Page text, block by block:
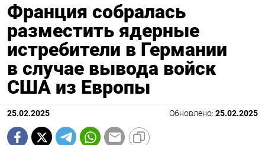
Франция собралась
разместить ядерные
истребители в Германии
в случае вывода войск
США из Европы
25.02.2025 Обновлено: 25.02.2025